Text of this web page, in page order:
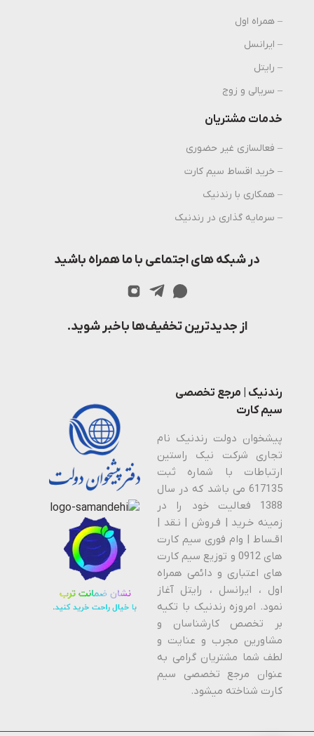
– همراه اول
– ایرانسل
– رایتل
– سریالی و زوج
خدمات مشتریان
– فعالسازی غیر حضوری
– خرید اقساط سیم کارت
– همکاری با رندنیک
– سرمایه گذاری در رندنیک
در شبکه های اجتماعی با ما همراه باشید
از جدیدترین تخفیف‌ها باخبر شوید.
رندنیک | مرجع تخصصی
سیم کارت
پیشخوان دولت رندنیک نام
تجاری شرکت نیک راستین
ارتباطات با شماره ثبت
617135 می باشد که در سال
1388 فعالیت خود را در
زمینه خـرید | فـروش | نـقد |
اقـساط | وام فوری سیم کارت
های 0912 و توزیع سیم کارت
های اعتباری و دائمی همراه
اول ، ایرانسل ، رایتل آغاز
نمود. امروزه رندنیک با تکیه
بر تخصص کارشناسان و
مشاورین مجرب و عنایت و
لطف شما مشتریان گرامی به
عنوان مرجع تخصصی سیم
کارت شناخته میشود.